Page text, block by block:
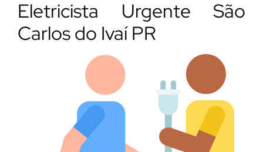
Eletricista Urgente São
Carlos do Ivaí PR